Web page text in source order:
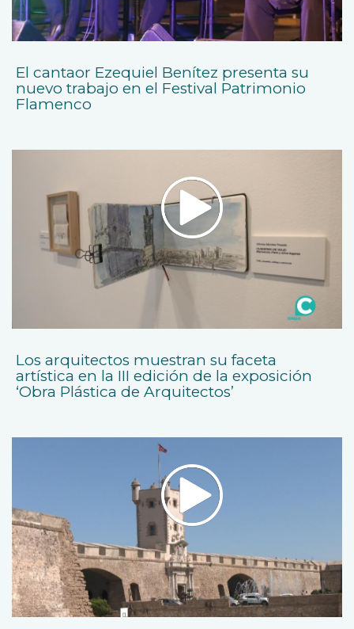
El cantaor Ezequiel Benítez presenta su
nuevo trabajo en el Festival Patrimonio
Flamenco
Los arquitectos muestran su faceta
artística en la III edición de la exposición
‘Obra Plástica de Arquitectos’